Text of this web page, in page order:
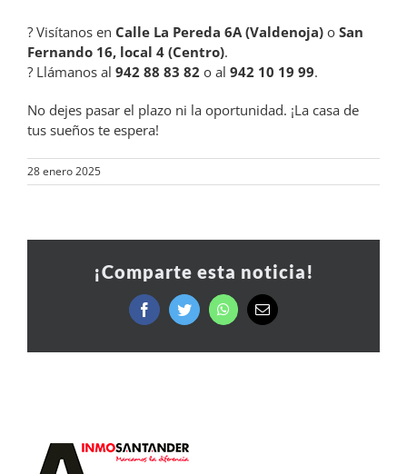
? Visítanos en Calle La Pereda 6A (Valdenoja) o San
Fernando 16, local 4 (Centro).
? Llámanos al 942 88 83 82 o al 942 10 19 99.
No dejes pasar el plazo ni la oportunidad. ¡La casa de
tus sueños te espera!
28 enero 2025
¡Comparte esta noticia!
FacebookTwitter WhatsAppCorreo
electrónico